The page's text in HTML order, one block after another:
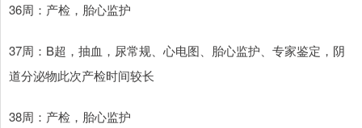
36周：产检，胎心监护
37周：B超，抽血，尿常规、心电图、胎心监护、专家鉴定，阴
道分泌物此次产检时间较长
38周：产检，胎心监护